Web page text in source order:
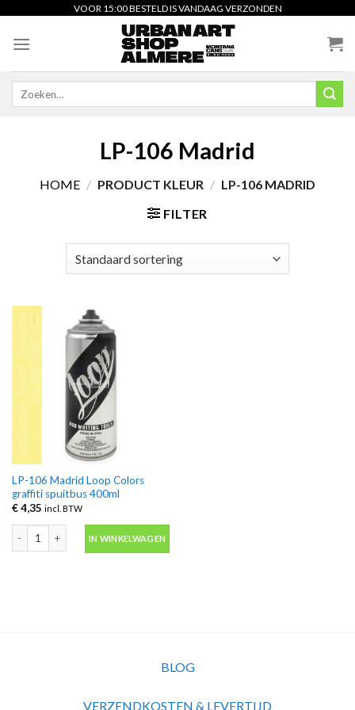
content
VOOR 15:00 BESTELD IS VANDAAG VERZONDEN
LP-106 Madrid
HOME / PRODUCT KLEUR / LP-106 MADRID
FILTER
LP-106 Madrid Loop Colors
graffiti spuitbus 400ml
€4,35 incl. BTW
LP-106 Madrid Loop Colors graffiti spuitbus 400ml aantal
IN WINKELWAGEN
BLOG
VERZENDKOSTEN & LEVERTIJD